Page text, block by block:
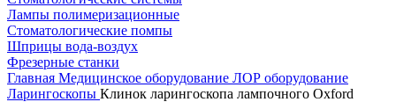
Лампы полимеризационные
Стоматологические помпы
Шприцы вода-воздух
Фрезерные станки
Главная Медицинское оборудование ЛОР оборудование
Ларингоскопы Клинок ларингоскопа лампочного Oxford